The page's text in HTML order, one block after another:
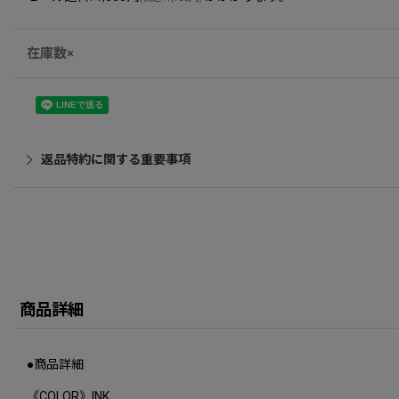
在庫数×
返品特約に関する重要事項
商品詳細
●商品詳細
《COLOR》INK